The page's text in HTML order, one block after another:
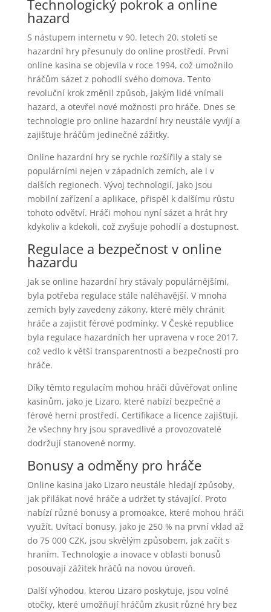
Technologický pokrok a online
hazard
S nástupem internetu v 90. letech 20. století se
hazardní hry přesunuly do online prostředí. První
online kasina se objevila v roce 1994, což umožnilo
hráčům sázet z pohodlí svého domova. Tento
revoluční krok změnil způsob, jakým lidé vnímali
hazard, a otevřel nové možnosti pro hráče. Dnes se
technologie pro online hazardní hry neustále vyvíjí a
zajišťuje hráčům jedinečné zážitky.
Online hazardní hry se rychle rozšířily a staly se
populárními nejen v západních zemích, ale i v
dalších regionech. Vývoj technologií, jako jsou
mobilní zařízení a aplikace, přispěl k dalšímu růstu
tohoto odvětví. Hráči mohou nyní sázet a hrát hry
kdykoliv a kdekoli, což zvyšuje pohodlí a dostupnost.
Regulace a bezpečnost v online
hazardu
Jak se online hazardní hry stávaly populárnějšími,
byla potřeba regulace stále naléhavější. V mnoha
zemích byly zavedeny zákony, které měly chránit
hráče a zajistit férové podmínky. V České republice
byla regulace hazardních her upravena v roce 2017,
což vedlo k větší transparentnosti a bezpečnosti pro
hráče.
Díky těmto regulacím mohou hráči důvěřovat online
kasinům, jako je Lizaro, které nabízí bezpečné a
férové herní prostředí. Certifikace a licence zajišťují,
že všechny hry jsou spravedlivé a provozovatelé
dodržují stanovené normy.
Bonusy a odměny pro hráče
Online kasina jako Lizaro neustále hledají způsoby,
jak přilákat nové hráče a udržet ty stávající. Proto
nabízí různé bonusy a promoakce, které mohou hráči
využít. Uvítací bonusy, jako je 250 % na první vklad až
do 75 000 CZK, jsou skvělým způsobem, jak začít s
hraním. Technologie a inovace v oblasti bonusů
posouvají zážitek hráčů na novou úroveň.
Další výhodou, kterou Lizaro poskytuje, jsou volné
otočky, které umožňují hráčům zkusit různé hry bez